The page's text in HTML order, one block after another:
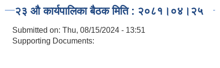
२३ औ कार्यपालिका बैठक मिति : २०८१।०४।२५
Submitted on: Thu, 08/15/2024 - 13:51
Supporting Documents: